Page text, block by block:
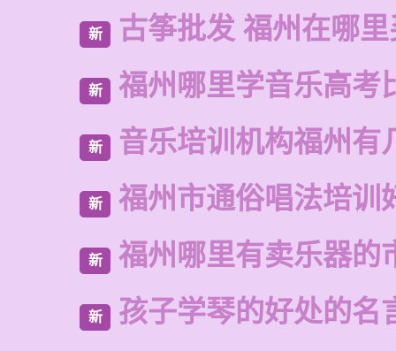
新 古筝批发 福州在哪
新 福州哪里学音乐高考
新 音乐培训机构福州有
新 福州市通俗唱法培训
新 福州哪里有卖乐器的
新 孩子学琴的好处的名